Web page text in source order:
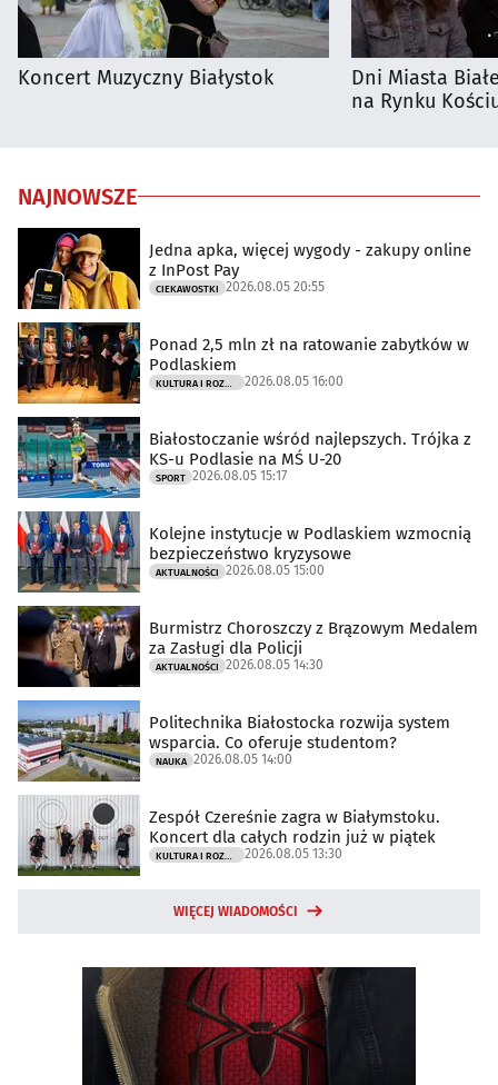
Koncert Muzyczny Białystok
Dni Miasta
na Rynku
NAJNOWSZE
Jedna apka, więcej wygody - zakupy online
z InPost Pay
CIEKAWOSTKI 2026.08.05 20:55
Ponad 2,5 mln zł na ratowanie zabytków w
Podlaskiem
KULTURA I ROZRYWKA 2026.08.05 16:00
Białostoczanie wśród najlepszych. Trójka z
KS-u Podlasie na MŚ U-20
SPORT 2026.08.05 15:17
Kolejne instytucje w Podlaskiem wzmocnią
bezpieczeństwo kryzysowe
AKTUALNOŚCI 2026.08.05 15:00
Burmistrz Choroszczy z Brązowym Medalem
za Zasługi dla Policji
AKTUALNOŚCI 2026.08.05 14:30
Politechnika Białostocka rozwija system
wsparcia. Co oferuje studentom?
NAUKA 2026.08.05 14:00
Zespół Czereśnie zagra w Białymstoku.
Koncert dla całych rodzin już w piątek
KULTURA I ROZRYWKA 2026.08.05 13:30
WIĘCEJ WIADOMOŚCI